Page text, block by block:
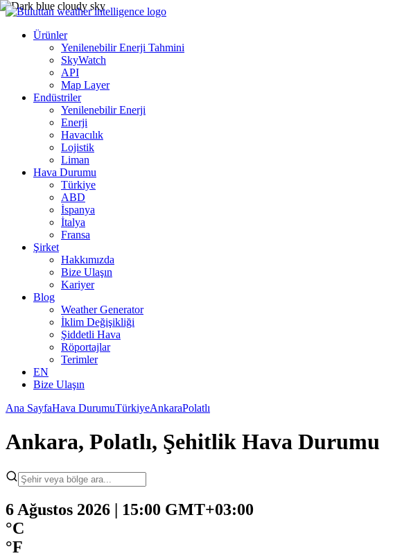
Ürünler
Yenilenebilir Enerji Tahmini
SkyWatch
API
Map Layer
Endüstriler
Yenilenebilir Enerji
Enerji
Havacılık
Lojistik
Liman
Hava Durumu
Türkiye
ABD
İspanya
İtalya
Fransa
Şirket
Hakkımızda
Bize Ulaşın
Kariyer
Blog
Weather Generator
İklim Değişikliği
Şiddetli Hava
Röportajlar
Terimler
EN
Bize Ulaşın
Ana SayfaHava DurumuTürkiyeAnkaraPolatlı
Ankara, Polatlı, Şehitlik Hava Durumu
6 Ağustos 2026 | 15:00 GMT+03:00
°C
°F